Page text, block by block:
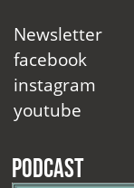
Newsletter
facebook
instagram
youtube
Podcast